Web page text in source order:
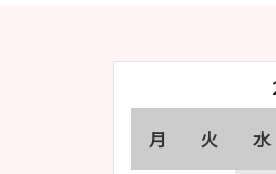
月
火 水